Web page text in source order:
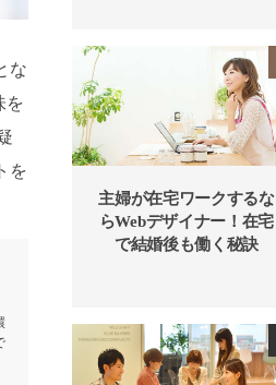
な
を
を
主婦が在宅ワークするな
らWebデザイナー！在宅
で結婚後も働く秘訣